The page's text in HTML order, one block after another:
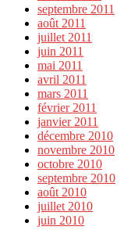
septembre 2011
août 2011
juillet 2011
juin 2011
mai 2011
avril 2011
mars 2011
février 2011
janvier 2011
décembre 2010
novembre 2010
octobre 2010
septembre 2010
août 2010
juillet 2010
juin 2010